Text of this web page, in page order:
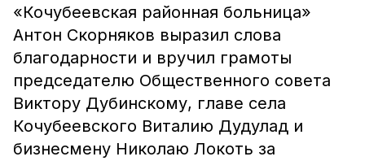
«Кочубеевская районная больница»
Антон Скорняков выразил слова
благодарности и вручил грамоты
председателю Общественного совета
Виктору Дубинскому, главе села
Кочубеевского Виталию Дудулад и
бизнесмену Николаю Локоть за